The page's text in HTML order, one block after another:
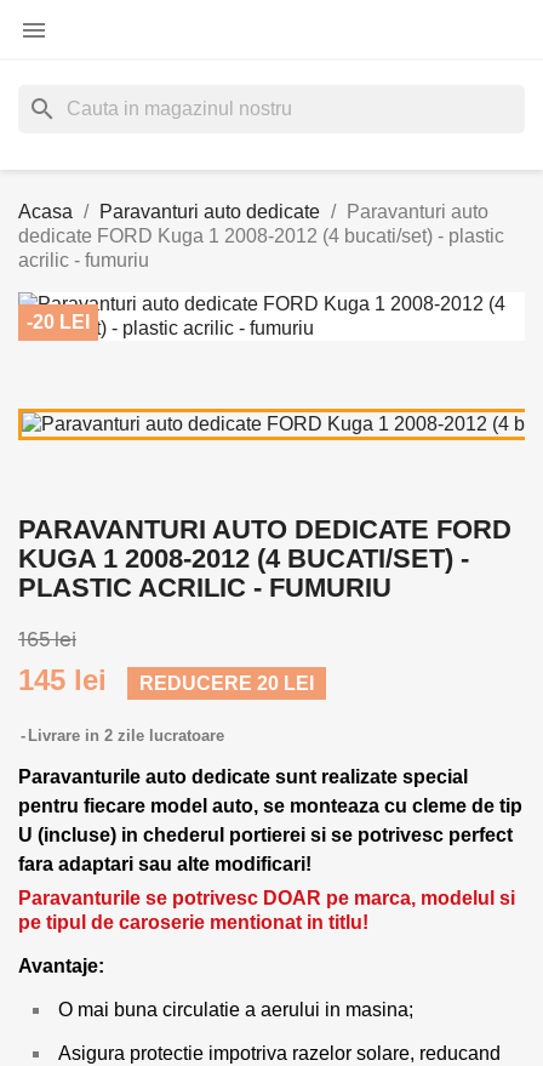

search
Acasa Paravanturi auto dedicate
Paravanturi auto
dedicate FORD Kuga 1 2008-2012 (4 bucati/set) - plastic
acrilic - fumuriu
-20 LEI
PARAVANTURI AUTO DEDICATE FORD
KUGA 1 2008-2012 (4 BUCATI/SET) -
PLASTIC ACRILIC - FUMURIU
165 lei
145 lei REDUCERE 20 LEI
Livrare in 2 zile lucratoare
Paravanturile auto dedicate sunt realizate special
pentru fiecare model auto, se monteaza cu cleme de tip
U (incluse) in chederul portierei si se potrivesc perfect
fara adaptari sau alte modificari!
Paravanturile se potrivesc DOAR pe marca, modelul si
pe tipul de caroserie mentionat in titlu!
Avantaje:
O mai buna circulatie a aerului in masina;
Asigura protectie impotriva razelor solare, reducand